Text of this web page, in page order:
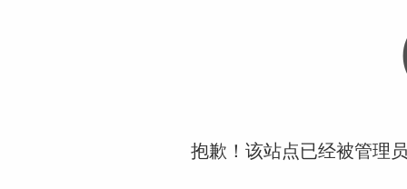
抱歉！该站点已经被管理